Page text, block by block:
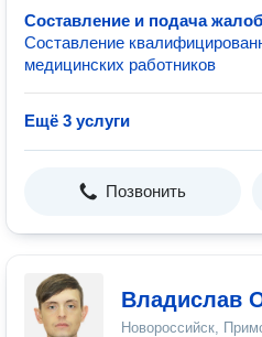
Составление и подача
Составление
медицинских работников
Ещё 3 услуги
Позвонить
Владислав
Новороссийск,